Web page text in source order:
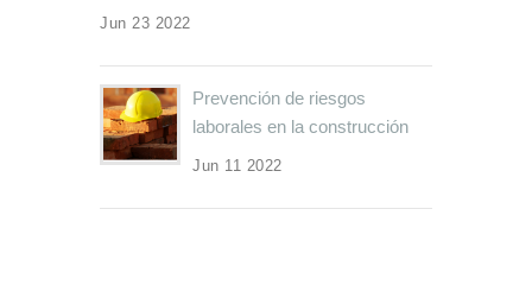
Jun 23 2022
Prevención de riesgos
laborales en la construcción
Jun 11 2022